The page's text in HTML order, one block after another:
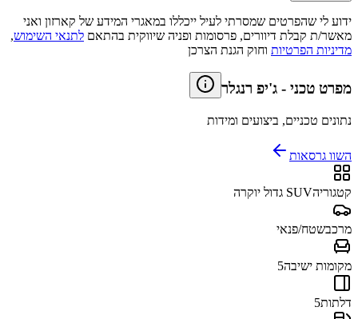
ידוע לי שהפרטים שמסרתי לעיל ייכללו במאגרי המידע של קארזון ואני
מאשר/ת קבלת דיוורים, פרסומות ופניה שיווקית בהתאם לתנאי השימוש,
מדיניות הפרטיות וחוק הגנת הצרכן
מפרט טכני - ג'יפ רנגלר
נתונים טכניים, ביצועים ומידות
השוו גרסאות
קטגוריהSUV גדול יוקרה
מרכבשטח/פנאי
מקומות ישיבה5
דלתות5